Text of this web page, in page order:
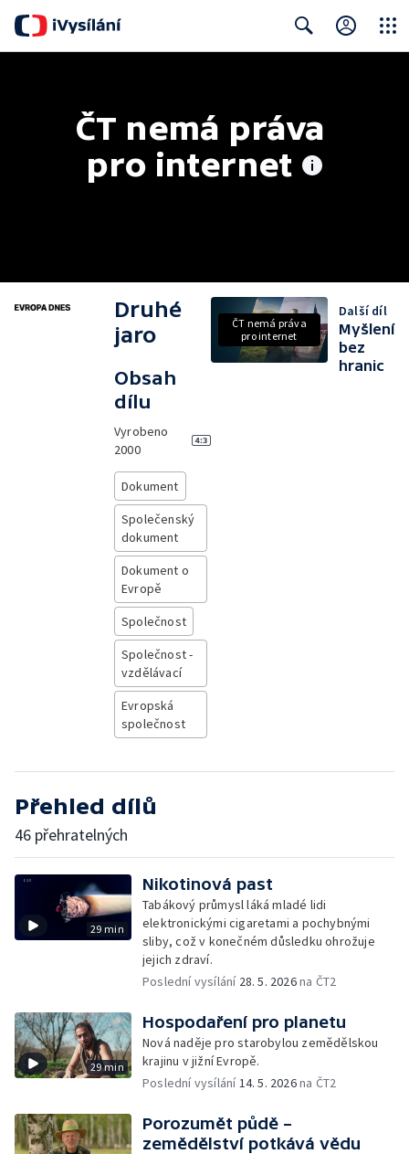
ČT nemá práva
pro internet
Druhé
jaro
Obsah
dílu
Vyrobeno
2000
Dokument
Společenský
dokument
Dokument o
Evropě
Společnost
Společnost -
vzdělávací
Evropská
společnost
ČT nemá práva
pro internet
Další díl
Myšlení
bez
hranic
Přehled dílů
46 přehratelných
29 min
Nikotinová past
Tabákový průmysl láká mladé lidi
elektronickými cigaretami a pochybnými
sliby, což v konečném důsledku ohrožuje
jejich zdraví.
Poslední vysílání 28. 5. 2026na ČT2
29 min
Hospodaření pro planetu
Nová naděje pro starobylou zemědělskou
krajinu v jižní Evropě.
Poslední vysílání14. 5. 2026na ČT2
Porozumět půdě –
zemědělství potkává vědu